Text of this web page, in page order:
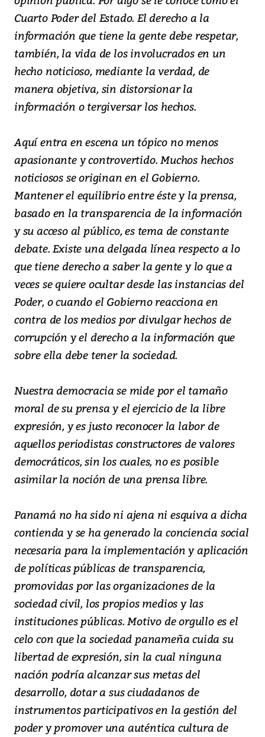
Cuarto Poder del Estado. El derecho a la
información que tiene la gente debe respetar,
también, la vida de los involucrados en un
hecho noticioso, mediante la verdad, de
manera objetiva, sin distorsionar la
información o tergiversar los hechos.
Aquí entra en escena un tópico no menos
apasionante y controvertido. Muchos hechos
noticiosos se originan en el Gobierno.
Mantener el equilibrio entre éste y la prensa,
basado en la transparencia de la información
y su acceso al público, es tema de constante
debate. Existe una delgada línea respecto a lo
que tiene derecho a saber la gente y lo que a
veces se quiere ocultar desde las instancias del
Poder, o cuando el Gobierno reacciona en
contra de los medios por divulgar hechos de
corrupción y el derecho a la información que
sobre ella debe tener la sociedad.
Nuestra democracia se mide por el tamaño
moral de su prensa y el ejercicio de la libre
expresión, y es justo reconocer la labor de
aquellos periodistas constructores de valores
democráticos, sin los cuales, no es posible
asimilar la noción de una prensa libre.
Panamá no ha sido ni ajena ni esquiva a dicha
contienda y se ha generado la conciencia social
necesaria para la implementación y aplicación
de políticas públicas de transparencia,
promovidas por las organizaciones de la
sociedad civil, los propios medios y las
instituciones públicas. Motivo de orgullo es el
celo con que la sociedad panameña cuida su
libertad de expresión, sin la cual ninguna
nación podría alcanzar sus metas del
desarrollo, dotar a sus ciudadanos de
instrumentos participativos en la gestión del
poder y promover una auténtica cultura de